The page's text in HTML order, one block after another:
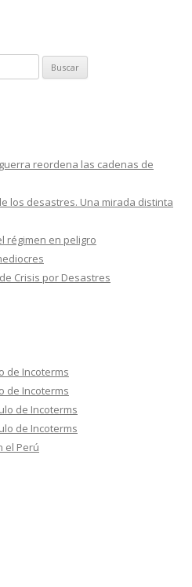
reordena las cadenas de
los desastres. Una mirada distinta
régimen en peligro
Crisis por Desastres
de Incoterms
de Incoterms
de Incoterms
de Incoterms
el Perú